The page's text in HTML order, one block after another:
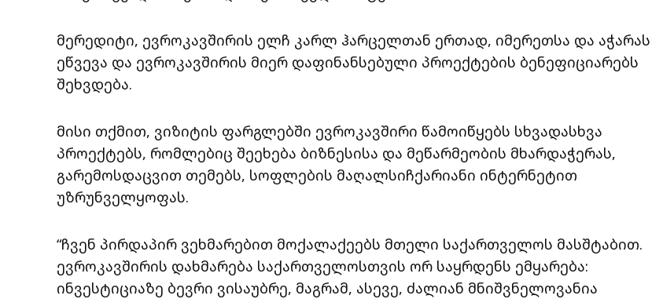
მერედიტი, ევროკავშირის ელჩ კარლ ჰარცელთან ერთად, იმერეთსა და აჭარას
ეწვევა და ევროკავშირის მიერ დაფინანსებული პროექტების ბენეფიციარებს
შეხვდება.
მისი თქმით, ვიზიტის ფარგლებში ევროკავშირი წამოიწყებს სხვადასხვა
პროექტებს, რომლებიც შეეხება ბიზნესისა და მეწარმეობის მხარდაჭერას,
გარემოსდაცვით თემებს, სოფლების მაღალსიჩქარიანი ინტერნეტით
უზრუნველყოფას.
“ჩვენ პირდაპირ ვეხმარებით მოქალაქეებს მთელი საქართველოს მასშტაბით.
ევროკავშირის დახმარება საქართველოსთვის ორ საყრდენს ემყარება:
ინვესტიციაზე ბევრი ვისაუბრე, მაგრამ, ასევე, ძალიან მნიშვნელოვანია